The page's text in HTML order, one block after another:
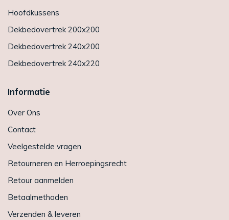
Hoofdkussens
Dekbedovertrek 200x200
Dekbedovertrek 240x200
Dekbedovertrek 240x220
Informatie
Over Ons
Contact
Veelgestelde vragen
Retourneren en Herroepingsrecht
Retour aanmelden
Betaalmethoden
Verzenden & leveren